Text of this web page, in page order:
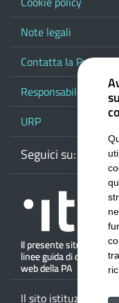
Note legali
Contatta la Provincia
Responsabile del
URP
Seguici su:
Il sito istituzionale